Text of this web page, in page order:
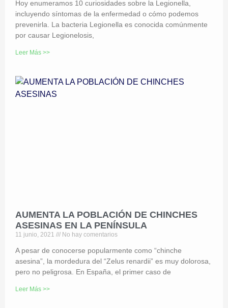
Hoy enumeramos 10 curiosidades sobre la Legionella,
incluyendo síntomas de la enfermedad o cómo podemos
prevenirla. La bacteria Legionella es conocida comúnmente
por causar Legionelosis,
Leer Más >>
AUMENTA LA POBLACIÓN DE CHINCHES
ASESINAS EN LA PENÍNSULA
11 junio, 2021 No hay comentarios
A pesar de conocerse popularmente como “chinche
asesina”, la mordedura del “Zelus renardii” es muy dolorosa,
pero no peligrosa. En España, el primer caso de
Leer Más >>